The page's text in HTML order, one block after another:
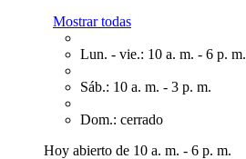
Mostrar todas
Lun. - vie.: 10 a. m. - 6 p. m.
Sáb.: 10 a. m. - 3 p. m.
Dom.: cerrado
Hoy abierto de 10 a. m. - 6 p. m.